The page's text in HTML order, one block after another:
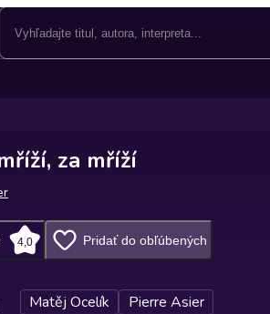
za mříží
4,0 Pridať do obľúbených
Matěj Ocelík
Pierre Asier